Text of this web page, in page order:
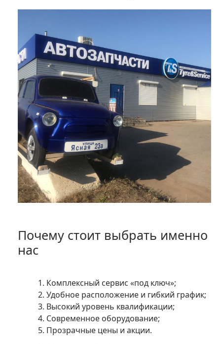
Почему стоит выбрать именно
нас
Комплексный сервис «под ключ»;
Удобное расположение и гибкий график;
Высокий уровень квалификации;
Современное оборудование;
Прозрачные цены и акции.